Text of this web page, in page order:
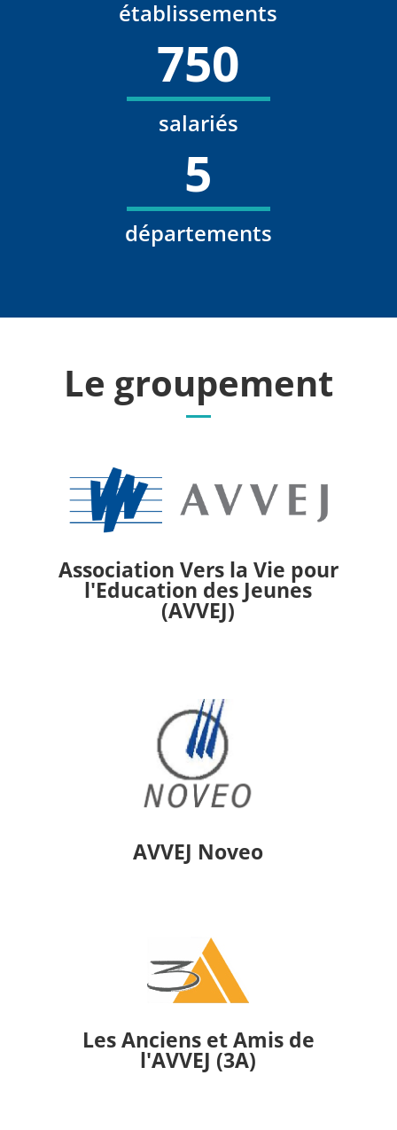
établissements
750
salariés
5
départements
Le groupement
Association Vers la Vie pour
l'Education des Jeunes
(AVVEJ)
AVVEJ Noveo
Les Anciens et Amis de
l'AVVEJ (3A)